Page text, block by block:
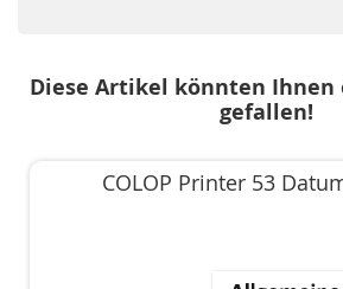
Diese Artikel könnten Ihnen
gefallen!
COLOP Printer 53